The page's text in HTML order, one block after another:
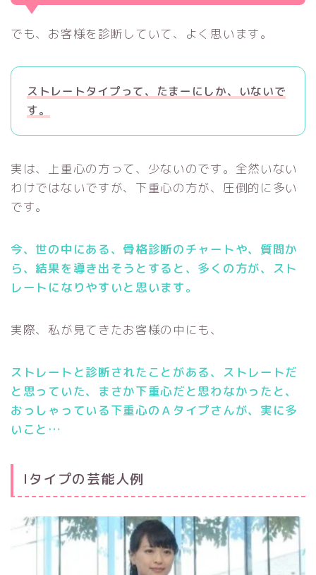
でも、お客様を診断していて、よく思います。
ストレートタイプって、たまーにしか、いないで
す。
実は、上重心の方って、少ないのです。全然いない
わけではないですが、下重心の方が、圧倒的に多い
です。
今、世の中にある、骨格診断のチャートや、質問か
ら、結果を導き出そうとすると、多くの方が、スト
レートになりやすいと思います。
実際、私が見てきたお客様の中にも、
ストレートと診断されたことがある、ストレートだ
と思っていた、まさか下重心だと思わなかったと、
おっしゃっている下重心のＡタイプさんが、実に多
いこと…
Iタイプの芸能人例